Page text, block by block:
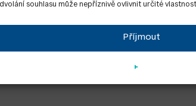
souhlasu může nepříznivě ovlivnit určité
Příjmout